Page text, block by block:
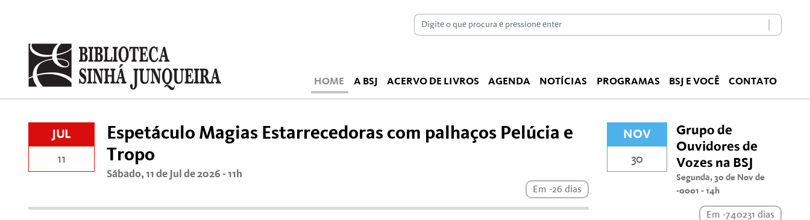
HOME A BSJ ACERVO DE LIVROS AGENDA NOTÍCIAS PROGRAMAS BSJ E VOCÊ CONTATO
JUL
11
Espetáculo Magias Estarrecedoras com palhaços Pelúcia e
Tropo
Sábado, 11 de Jul de 2026 - 11h
Em -26 dias
NOV
30
Grupo de
Ouvidores de
Vozes na BSJ
Segunda, 30 de Nov de
-0001 - 14h
Em -740231 dias